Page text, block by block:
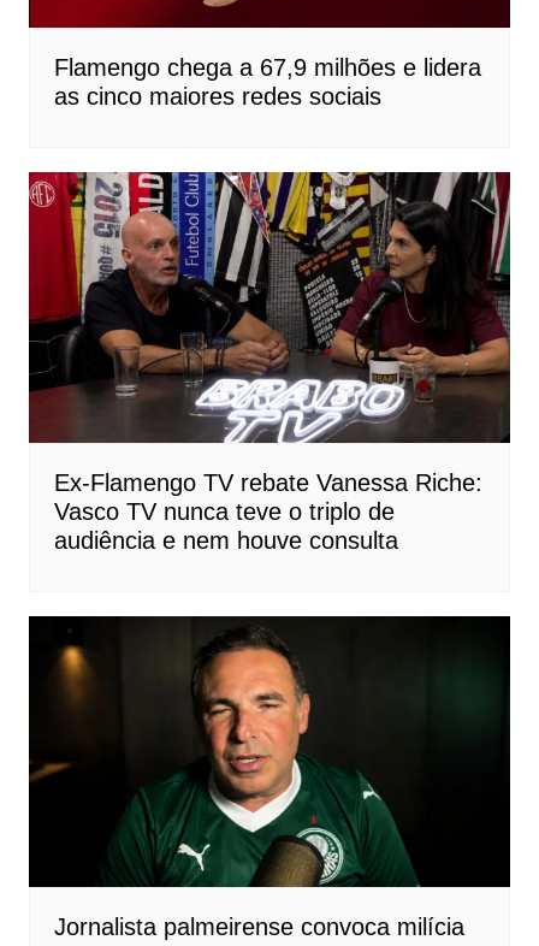
Flamengo chega a 67,9 milhões e lidera
as cinco maiores redes sociais
Ex-Flamengo TV rebate Vanessa Riche:
Vasco TV nunca teve o triplo de
audiência e nem houve consulta
Jornalista palmeirense convoca milícia